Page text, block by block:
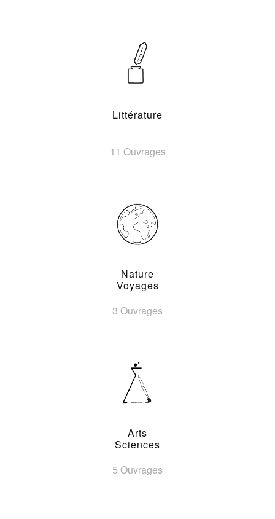
Littérature
11 Ouvrages
Nature
Voyages
3 Ouvrages
Arts
Sciences
5 Ouvrages